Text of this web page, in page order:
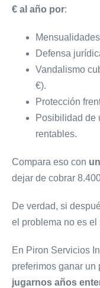
€ al año por:
Defensa
Vandalismo
€).
Protección
Posibilidad de
rentables.
Compara eso con
dejar de cobrar
De verdad, si
el problema no es el
En Piron Servicios
preferimos ganar un
jugarnos años